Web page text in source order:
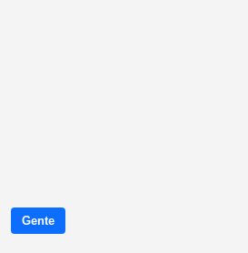
Gente